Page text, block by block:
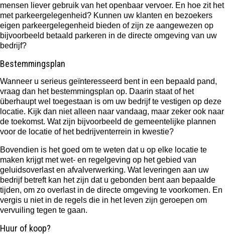
mensen liever gebruik van het openbaar vervoer. En hoe zit het
met parkeergelegenheid? Kunnen uw klanten en bezoekers
eigen parkeergelegenheid bieden of zijn ze aangewezen op
bijvoorbeeld betaald parkeren in de directe omgeving van uw
bedrijf?
Bestemmingsplan
Wanneer u serieus geïnteresseerd bent in een bepaald pand,
vraag dan het bestemmingsplan op. Daarin staat of het
überhaupt wel toegestaan is om uw bedrijf te vestigen op deze
locatie. Kijk dan niet alleen naar vandaag, maar zeker ook naar
de toekomst. Wat zijn bijvoorbeeld de gemeentelijke plannen
voor de locatie of het bedrijventerrein in kwestie?
Bovendien is het goed om te weten dat u op elke locatie te
maken krijgt met wet- en regelgeving op het gebied van
geluidsoverlast en afvalverwerking. Wat leveringen aan uw
bedrijf betreft kan het zijn dat u gebonden bent aan bepaalde
tijden, om zo overlast in de directe omgeving te voorkomen. En
vergis u niet in de regels die in het leven zijn geroepen om
vervuiling tegen te gaan.
Huur of koop?